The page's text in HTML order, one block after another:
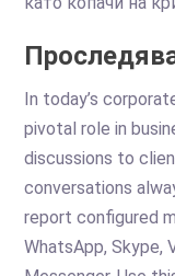
In today’s
pivotal role in
discussions to
conversations
report configured
WhatsApp, Skype,